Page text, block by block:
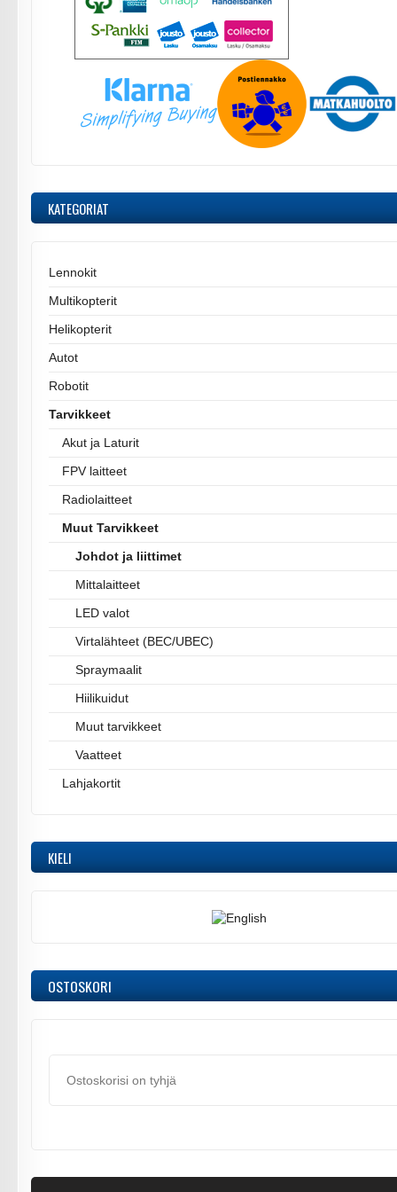
KATEGORIAT
Lennokit
Multikopterit
Helikopterit
Autot
Robotit
Tarvikkeet
Akut ja Laturit
FPV laitteet
Radiolaitteet
Muut Tarvikkeet
Johdot ja liittimet
Mittalaitteet
LED valot
Virtalähteet (BEC/UBEC)
Spraymaalit
Hiilikuidut
Muut tarvikkeet
Vaatteet
Lahjakortit
KIELI
OSTOSKORI
Ostoskorisi on tyhjä